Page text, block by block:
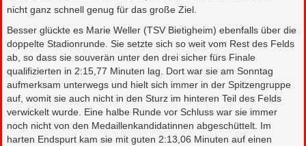
nicht ganz schnell genug für das große Ziel.
Besser glückte es Marie Weller (TSV Bietigheim) ebenfalls über die
doppelte Stadionrunde. Sie setzte sich so weit vom Rest des Felds
ab, so dass sie souverän unter den drei sicher fürs Finale
qualifizierten in 2:15,77 Minuten lag. Dort war sie am Sonntag
aufmerksam unterwegs und hielt sich immer in der Spitzengruppe
auf, womit sie auch nicht in den Sturz im hinteren Teil des Felds
verwickelt wurde. Eine halbe Runde vor Schluss war sie immer
noch nicht von den Medaillenkandidatinnen abgeschüttelt. Im
harten Endspurt kam sie mit guten 2:13,06 Minuten auf einen